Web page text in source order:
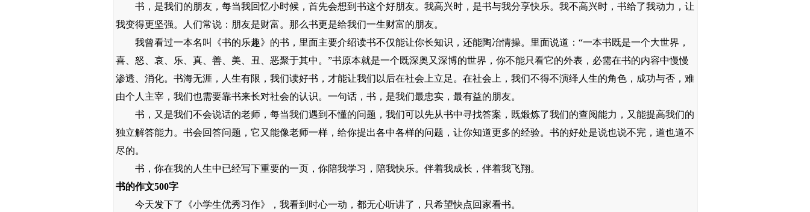
书，是我们的朋友，每当我回忆小时候，首先会想到书这个好朋友。我高兴时，是书与我分享快乐。我不高兴时，书给了我动力，让
我变得更坚强。人们常说：朋友是财富。那么书更是给我们一生财富的朋友。
我曾看过一本名叫《书的乐趣》的书，里面主要介绍读书不仅能让你长知识，还能陶冶情操。里面说道：“一本书既是一个大世界，
喜、怒、哀、乐、真、善、美、丑、恶聚于其中。”书原本就是一个既深奥又深博的世界，你不能只看它的外表，必需在书的内容中慢慢
渗透、消化。书海无涯，人生有限，我们读好书，才能让我们以后在社会上立足。在社会上，我们不得不演绎人生的角色，成功与否，难
由个人主宰，我们也需要靠书来长对社会的认识。一句话，书，是我们最忠实，最有益的朋友。
书，又是我们不会说话的老师，每当我们遇到不懂的问题，我们可以先从书中寻找答案，既煅炼了我们的查阅能力，又能提高我们的
独立解答能力。书会回答问题，它又能像老师一样，给你提出各中各样的问题，让你知道更多的经验。书的好处是说也说不完，道也道不
尽的。
书，你在我的人生中已经写下重要的一页，你陪我学习，陪我快乐。伴着我成长，伴着我飞翔。
书的作文500字
今天发下了《小学生优秀习作》，我看到时心一动，都无心听讲了，只希望快点回家看书。